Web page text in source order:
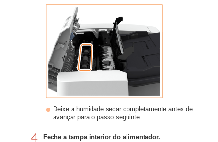
Deixe a humidade secar completamente antes de
avançar para o passo seguinte.
Feche a tampa interior do alimentador.